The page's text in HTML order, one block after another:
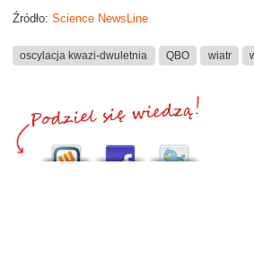
Źródło: Science NewsLine
oscylacja kwazi-dwuletnia QBO wiatr